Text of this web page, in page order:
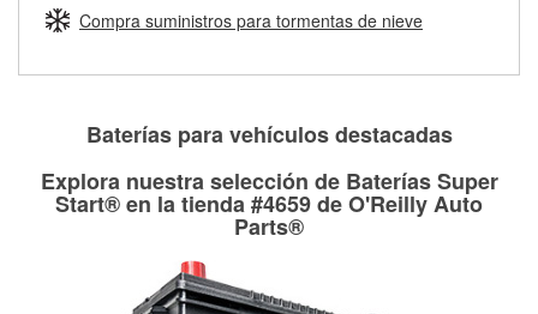
Más información sobre el Programa de Préstamo de
medirán tus tambores o discos para determinar si pueden
ser rectificados con seguridad. Si tus tambores o discos no
partes de reemplazo correctas para tu reparación.
Rectificación de tambores y discos de freno
Compra suministros para tormentas de nieve
Baterías para vehículos destacadas
Explora nuestra selección de Baterías Super
Start® en la tienda #4659 de O'Reilly Auto
Parts®